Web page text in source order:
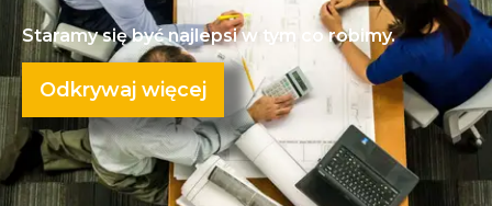
Staramy się być najlepsi w tym co robimy.
Odkrywaj więcej